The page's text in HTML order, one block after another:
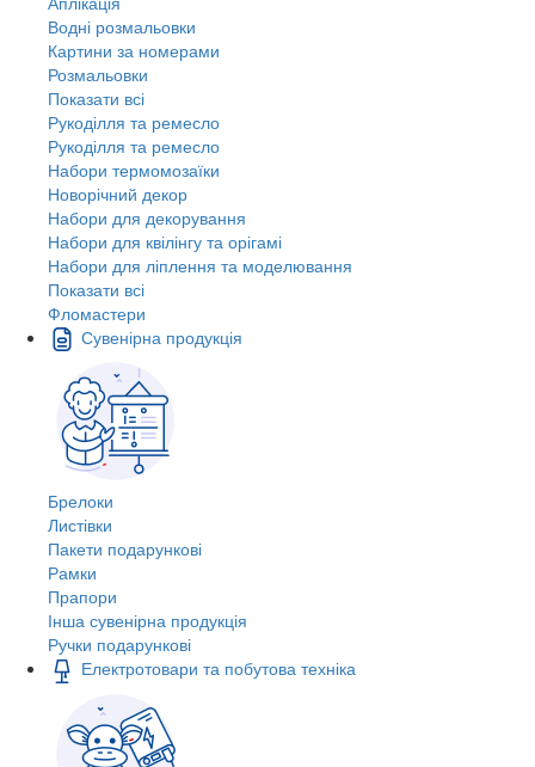
Водні розмальовки
Картини за номерами
Розмальовки
Показати всі
Рукоділля та ремесло
Рукоділля та ремесло
Набори термомозаїки
Новорічний декор
Набори для декорування
Набори для квілінгу та орігамі
Набори для ліплення та моделювання
Показати всі
Фломастери
Сувенірна продукція
Брелоки
Листівки
Пакети подарункові
Рамки
Прапори
Інша сувенірна продукція
Ручки подарункові
Електротовари та побутова техніка